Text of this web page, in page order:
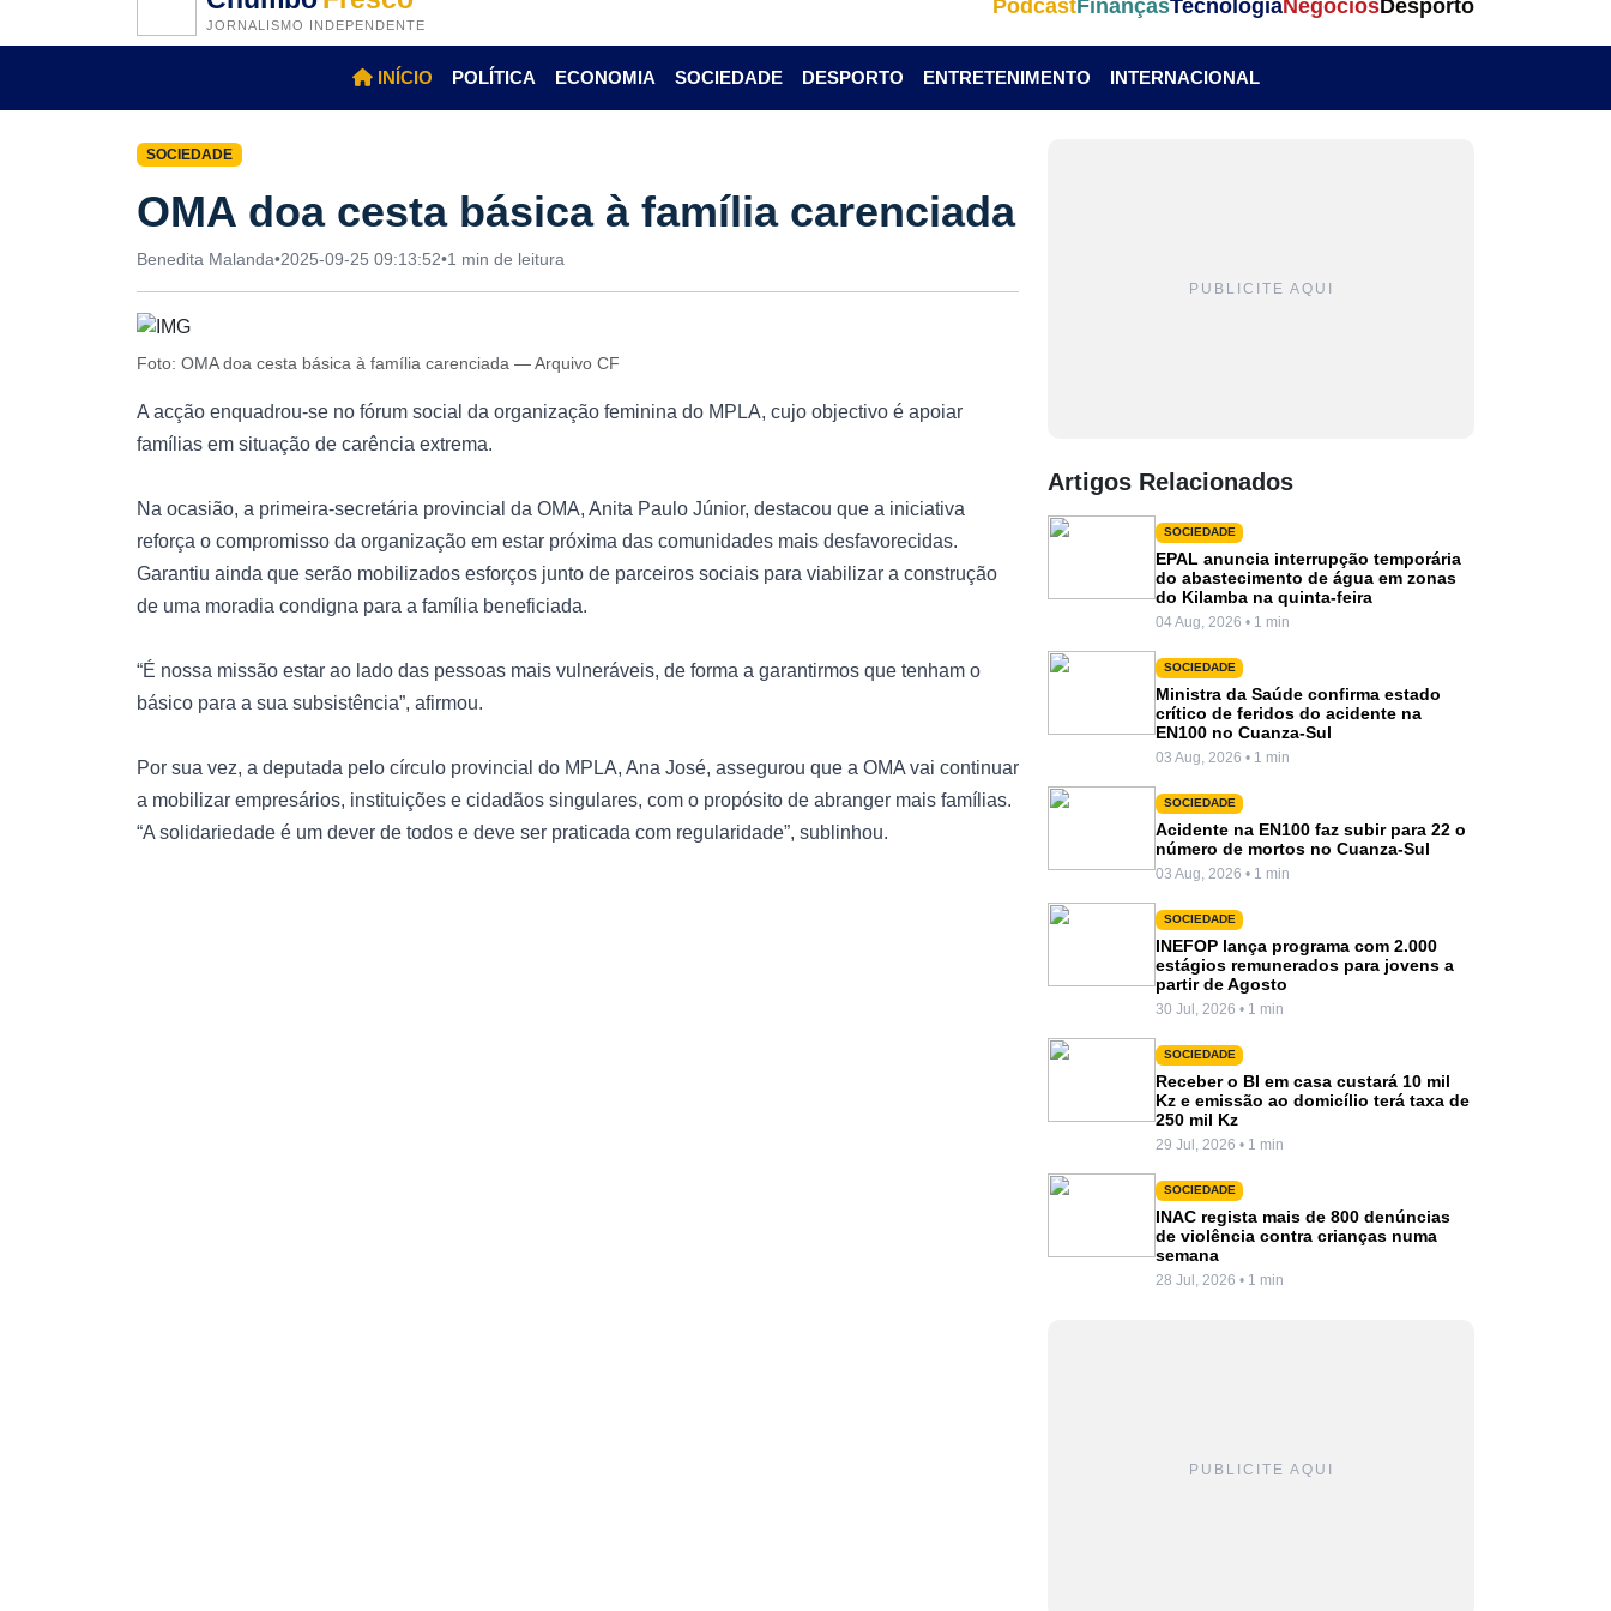
JORNALISMO INDEPENDENTE
PodcastFinançasTecnologiaNegóciosDesporto
INÍCIO POLÍTICA ECONOMIA SOCIEDADE DESPORTO ENTRETENIMENTO INTERNACIONAL
SOCIEDADE
OMA doa cesta básica à família carenciada
Benedita Malanda•2025-09-25 09:13:52•1 min de leitura
Foto: OMA doa cesta básica à família carenciada — Arquivo CF
A acção enquadrou-se no fórum social da organização feminina do MPLA, cujo objectivo é apoiar
famílias em situação de carência extrema.
Na ocasião, a primeira-secretária provincial da OMA, Anita Paulo Júnior, destacou que a iniciativa
reforça o compromisso da organização em estar próxima das comunidades mais desfavorecidas.
Garantiu ainda que serão mobilizados esforços junto de parceiros sociais para viabilizar a construção
de uma moradia condigna para a família beneficiada.
“É nossa missão estar ao lado das pessoas mais vulneráveis, de forma a garantirmos que tenham o
básico para a sua subsistência”, afirmou.
Por sua vez, a deputada pelo círculo provincial do MPLA, Ana José, assegurou que a OMA vai continuar
a mobilizar empresários, instituições e cidadãos singulares, com o propósito de abranger mais famílias.
“A solidariedade é um dever de todos e deve ser praticada com regularidade”, sublinhou.
PUBLICITE AQUI
Artigos Relacionados
SOCIEDADE
EPAL anuncia interrupção temporária
do abastecimento de água em zonas
do Kilamba na quinta-feira
04 Aug, 2026 • 1 min
SOCIEDADE
Ministra da Saúde confirma estado
crítico de feridos do acidente na
EN100 no Cuanza-Sul
03 Aug, 2026 • 1 min
SOCIEDADE
Acidente na EN100 faz subir para 22 o
número de mortos no Cuanza-Sul
03 Aug, 2026 • 1 min
SOCIEDADE
INEFOP lança programa com 2.000
estágios remunerados para jovens a
partir de Agosto
30 Jul, 2026 • 1 min
SOCIEDADE
Receber o BI em casa custará 10 mil
Kz e emissão ao domicílio terá taxa de
250 mil Kz
29 Jul, 2026 • 1 min
SOCIEDADE
INAC regista mais de 800 denúncias
de violência contra crianças numa
semana
28 Jul, 2026 • 1 min
PUBLICITE AQUI